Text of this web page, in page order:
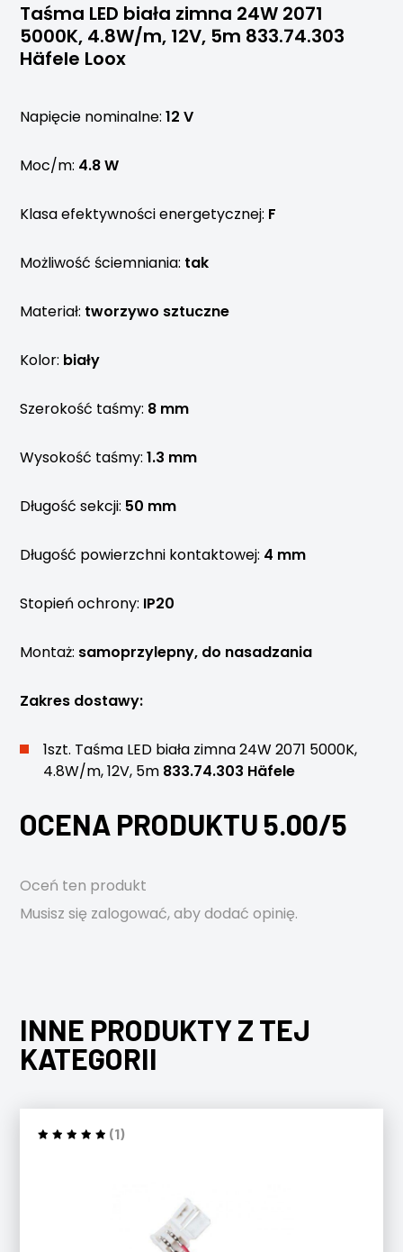
Taśma LED biała zimna 24W 2071
5000K, 4.8W/m, 12V, 5m 833.74.303
Häfele Loox
Napięcie nominalne:12 V
Moc/m: 4.8 W
Klasa efektywności energetycznej: F
Możliwość ściemniania: tak
Materiał: tworzywo sztuczne
Kolor: biały
Szerokość taśmy: 8 mm
Wysokość taśmy:1.3 mm
Długość sekcji: 50 mm
Długość powierzchni kontaktowej: 4 mm
Stopień ochrony: IP20
Montaż: samoprzylepny, do nasadzania
Zakres dostawy:
1szt. Taśma LED biała zimna 24W 2071 5000K,
4.8W/m, 12V, 5m 833.74.303 Häfele
OCENA PRODUKTU 5.00/5
Oceń ten produkt
Musisz się zalogować, aby dodać opinię.
INNE PRODUKTY Z TEJ
KATEGORII
(1)